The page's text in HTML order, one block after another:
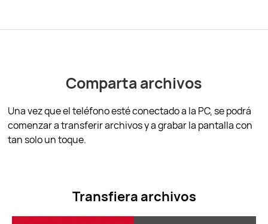
Comparta archivos
Una vez que el teléfono esté conectado a la PC, se podrá
comenzar a transferir archivos y a grabar la pantalla con
tan solo un toque.
Transfiera archivos